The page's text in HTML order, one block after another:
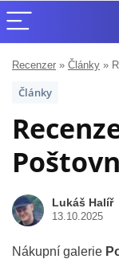
Recenzer » Články »
Články
Lukáš Halíř
13.10.2025
Nákupní galerie